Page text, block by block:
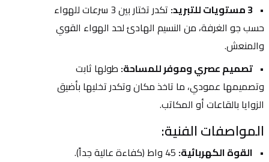
3 مستويات للتبريد:
والمنعش.
تصميم عصري وموفر للمساحة:
الزوايا بالقاعات أو المكاتب.
المواصفات الفنية:
القوة الكهربائية: